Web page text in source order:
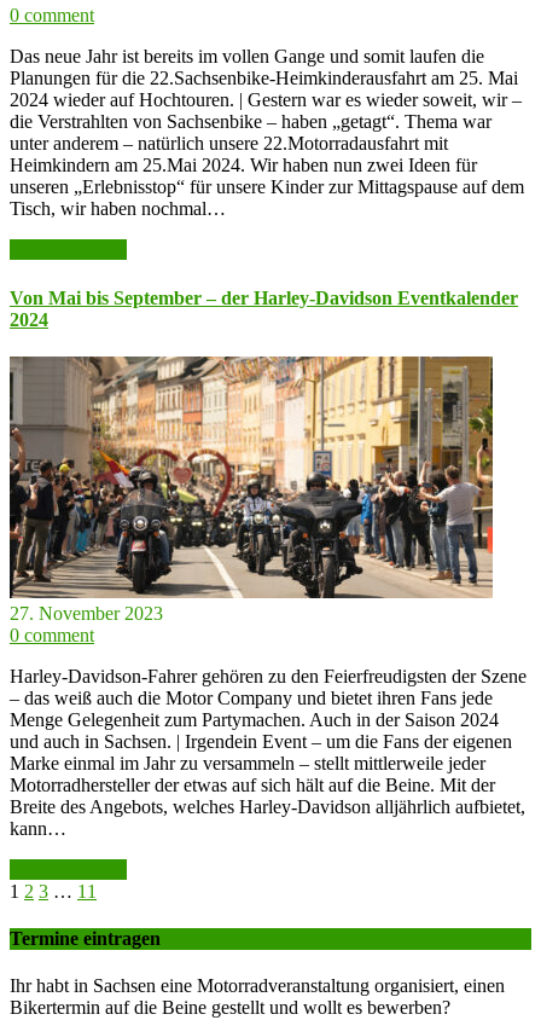
0 comment
Das neue Jahr ist bereits im vollen Gange und somit laufen die
Planungen für die 22.Sachsenbike-Heimkinderausfahrt am 25. Mai
2024 wieder auf Hochtouren. | Gestern war es wieder soweit, wir –
die Verstrahlten von Sachsenbike – haben „getagt“. Thema war
unter anderem – natürlich unsere 22.Motorradausfahrt mit
Heimkindern am 25.Mai 2024. Wir haben nun zwei Ideen für
unseren „Erlebnisstop“ für unsere Kinder zur Mittagspause auf dem
Tisch, wir haben nochmal…
Von Mai bis September – der Harley-Davidson Eventkalender
2024
27. November 2023
0 comment
Harley-Davidson-Fahrer gehören zu den Feierfreudigsten der Szene
– das weiß auch die Motor Company und bietet ihren Fans jede
Menge Gelegenheit zum Partymachen. Auch in der Saison 2024
und auch in Sachsen. | Irgendein Event – um die Fans der eigenen
Marke einmal im Jahr zu versammeln – stellt mittlerweile jeder
Motorradhersteller der etwas auf sich hält auf die Beine. Mit der
Breite des Angebots, welches Harley-Davidson alljährlich aufbietet,
kann…
1 2 3 … 11
Termine eintragen
Ihr habt in Sachsen eine Motorradveranstaltung organisiert, einen
Bikertermin auf die Beine gestellt und wollt es bewerben?